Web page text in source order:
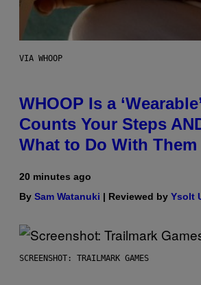
VIA WHOOP
WHOOP Is a
Counts Your Steps
What to Do With Them
20 minutes ago
By Sam Watanuki | Reviewed by Ysolt
SCREENSHOT: TRAILMARK GAMES